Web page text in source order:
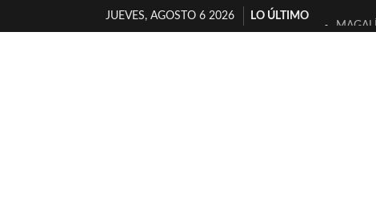
JUEVES, AGOSTO 6 2026
LO ÚLTIMO
[LA
OSLO
FÉLIX
[EL